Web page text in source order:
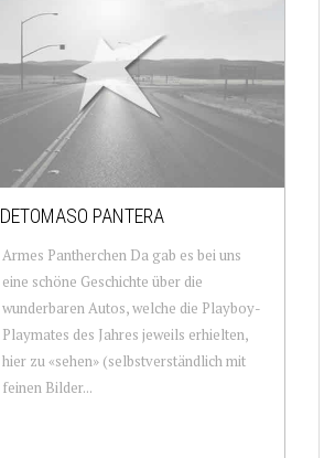
DETOMASO PANTERA
Armes Pantherchen Da gab es bei uns
eine schöne Geschichte über die
wunderbaren Autos, welche die Playboy-
Playmates des Jahres jeweils erhielten,
hier zu «sehen» (selbstverständlich mit
feinen Bilder...